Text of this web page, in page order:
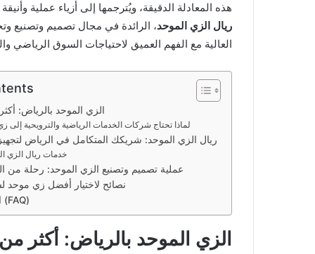
هذه المعادلة الدقيقة، ويُترجمها إلى أزياء عملية
ريال الزي الموحد، الرائدة في مجال تصميم وتصنيع
العالية مع الفهم العميق لاحتياجات السوق الرياضي
الزي الموحد بالرياض:
لماذا تحتاج شركات الخدمات الرياضية والترويحية إلى
ريال الزي الموحد: شريكك المتكامل في الرياض
خدمات ريال الزي
عملية تصميم وتصنيع الزي الموحد: رحلة من
نصائح لاختيار أفضل زي موحد
الأسئلة المتكررة (FAQ)
الزي الموحد بالرياض: أكثر